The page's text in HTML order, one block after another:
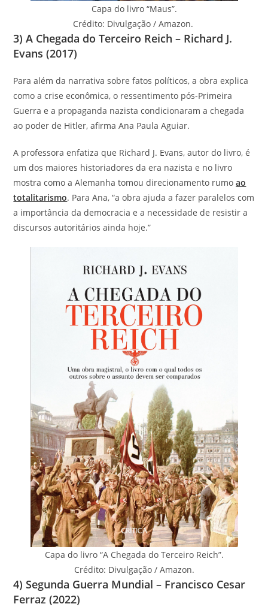
Capa do livro “Maus”.
Crédito: Divulgação / Amazon.
3) A Chegada do Terceiro Reich – Richard J.
Evans (2017)
Para além da narrativa sobre fatos políticos, a obra explica
como a crise econômica, o ressentimento pós-Primeira
Guerra e a propaganda nazista condicionaram a chegada
ao poder de Hitler, afirma Ana Paula Aguiar.
A professora enfatiza que Richard J. Evans, autor do livro, é
um dos maiores historiadores da era nazista e no livro
mostra como a Alemanha tomou direcionamento rumoao
totalitarismo. Para Ana, “a obra ajuda a fazer paralelos com
a importância da democracia e a necessidade de resistir a
discursos autoritários ainda hoje.”
Capa do livro “A Chegada do Terceiro Reich”.
Crédito: Divulgação / Amazon.
4) Segunda Guerra Mundial – Francisco Cesar
Ferraz (2022)